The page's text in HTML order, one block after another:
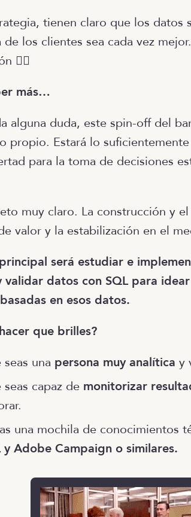
tienen claro que los datos
de los clientes sea cada vez
❤️‍🔥
más…
alguna duda, este spin-off del
propio. Estará lo
para la toma de decisiones
muy claro. La construcción y
valor y la estabilización en el
será estudiar e
validar datos con SQL para
en esos datos.
que brilles?
seas una persona muy analítica y
seas capaz de monitorizar
una mochila de conocimientos
y Adobe Campaign o similares.